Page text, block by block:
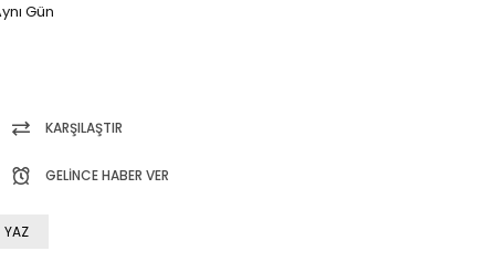
Gün
KARŞILAŞTIR
GELINCE HABER VER
YAZ